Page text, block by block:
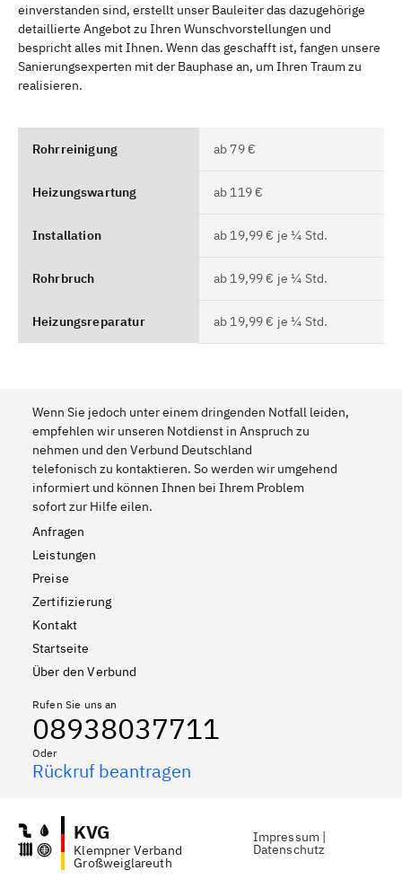
einverstanden sind, erstellt unser Bauleiter das dazugehörige
detaillierte Angebot zu Ihren Wunschvorstellungen und
bespricht alles mit Ihnen. Wenn das geschafft ist, fangen unsere
Sanierungsexperten mit der Bauphase an, um Ihren Traum zu
realisieren.
Rohrreinigung ab 79 €
Heizungswartung ab 119 €
Installation ab 19,99 € je ¼ Std.
Rohrbruch ab 19,99 € je ¼ Std.
Heizungsreparatur ab 19,99 € je ¼ Std.
Wenn Sie jedoch unter einem dringenden Notfall leiden,
empfehlen wir unseren Notdienst in Anspruch zu
nehmen und den Verbund Deutschland
telefonisch zu kontaktieren. So werden wir umgehend
informiert und können Ihnen bei Ihrem Problem
sofort zur Hilfe eilen.
Anfragen
Leistungen
Preise
Zertifizierung
Kontakt
Startseite
Über den Verbund
Rufen Sie uns an
08938037711
Oder
Rückruf beantragen
KVG
Klempner Verband
Großweiglareuth
Impressum |
Datenschutz